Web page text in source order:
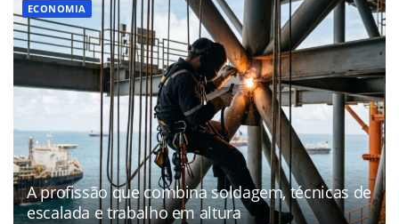
ECONOMIA
A profissão que combina soldagem, técnicas de
escalada e trabalho em altura